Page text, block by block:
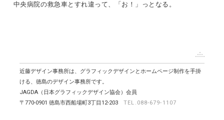
中央病院の救急車とすれ違って、「お！」っとなる。
近藤デザイン事務所は、グラフィックデザインとホームページ制作を手掛
ける、徳島のデザイン事務所です。
JAGDA（日本グラフィックデザイン協会）会員
〒770-0901 徳島市西船場町3丁目12-203TEL.088-679-1107